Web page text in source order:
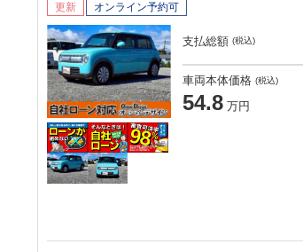
更新 オンライン予約可
支払総額 (税込)
車両本体価格 (税込)
54.8 万円